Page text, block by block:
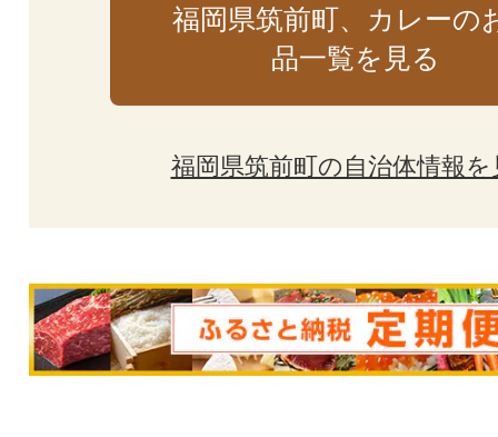
福岡県筑前町、カレーの
品一覧を見る
福岡県筑前町の自治体情報を